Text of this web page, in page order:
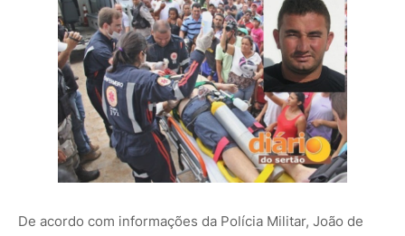
De acordo com informações da Polícia Militar, João de